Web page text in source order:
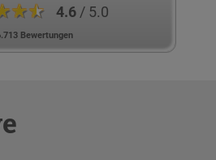
4.6/ 5.0
Bewertungen